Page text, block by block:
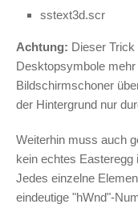
sstext3d.scr
Achtung: Dieser
Desktopsymbole
Bildschirmschoner
der Hintergrund nur
Weiterhin muss auch
kein echtes Easteregg
Jedes einzelne
eindeutige "hWnd"-